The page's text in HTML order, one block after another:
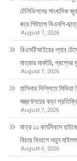
টেলিভিশনের সাংবাদিক
করে পিটালো বিএনপি-
August 7, 2026
বিএসটিআইয়ের ল্যাব
মাত্রার মার্কারি,
August 7, 2026
হাসিনার দিল্লিতে
মন্ত্রণালয়ের কড়া
August 7, 2026
মাত্র ১১ কার্যদিবসে
বিচার বিভাগে নতুন
August 6, 2026